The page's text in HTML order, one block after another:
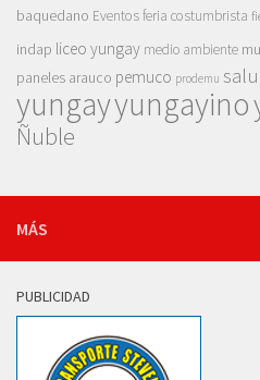
baquedano Eventosferia costumbrista
indap liceo yungay medio ambiente
paneles arauco pemuco prodemu
yungayyungayino
Ñuble
MÁS
PUBLICIDAD